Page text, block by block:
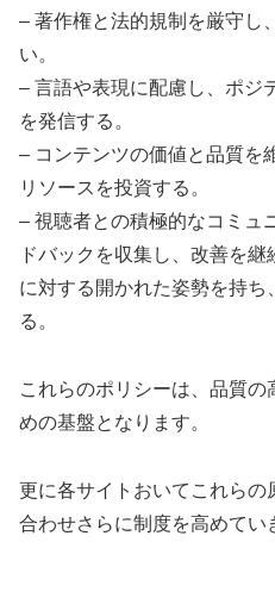
– 著作権と法的規制を厳守し
い。
– 言語や表現に配慮し、ポジ
を発信する。
– コンテンツの価値と品質を
リソースを投資する。
– 視聴者との積極的なコミュ
ドバックを収集し、改善を
に対する開かれた姿勢を持
る。
これらのポリシーは、品質
めの基盤となります。
更に各サイトおいてこれらの
合わせさらに制度を高めてい